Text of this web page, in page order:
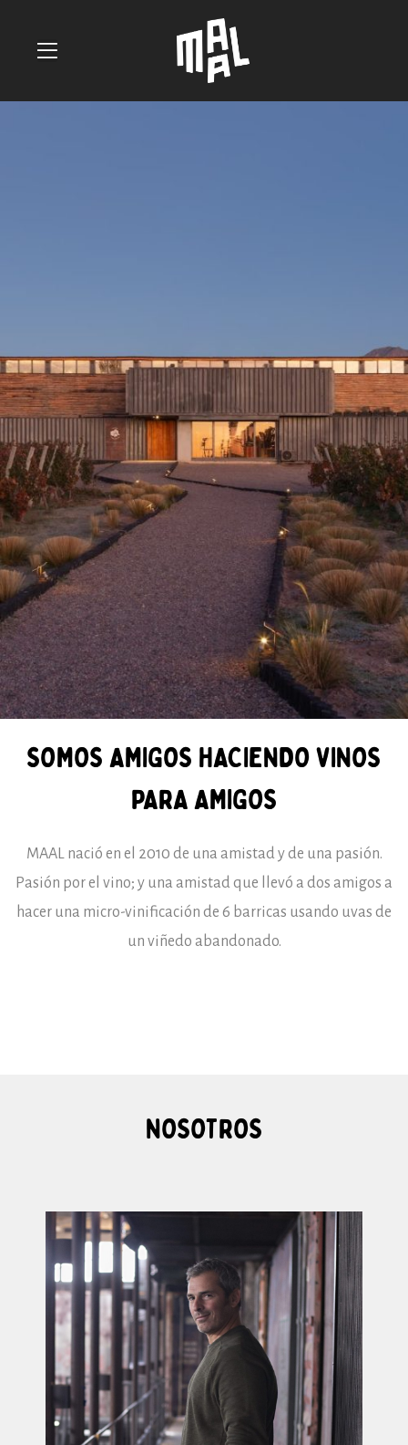
SOMOS AMIGOS HACIENDO VINOS
PARA AMIGOS
MAAL nació en el 2010 de una amistad y de una pasión.
Pasión por el vino; y una amistad que llevó a dos amigos a
hacer una micro-vinificación de 6 barricas usando uvas de
un viñedo abandonado.
NOSOTROS